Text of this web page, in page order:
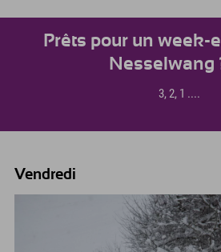
Prêts pour un week-
Nesselwang
3, 2, 1 ....
Vendredi